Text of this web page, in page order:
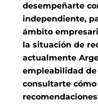
desempeñarte
independiente,
ámbito
la situación de
actualmente
empleabilidad
consultarte